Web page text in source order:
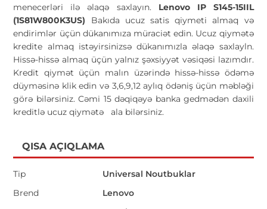
menecerləri ilə əlaqə saxlayın. Lenovo IP S145-15IIL
(1S81W800K3US) Bakıda ucuz satis qiymeti almaq və
endirimlər üçün dükanımıza müraciət edin. Ucuz qiymətə
kredite almaq istəyirsinizsə dükanımızla əlaqə saxlayln.
Hissə-hissə almaq üçün yalnız şəxsiyyət vəsiqəsi lazımdır.
Kredit qiymət üçün malın üzərində hissə-hissə ödəmə
düyməsinə klik edin və 3,6,9,12 aylıq ödəniş üçün məbləği
görə bilərsiniz. Cəmi 15 dəqiqəyə banka gedmədən daxili
kreditlə ucuz qiymətə
ala bilərsiniz.
QISA AÇIQLAMA
Tip
Universal Noutbuklar
Brend
Lenovo